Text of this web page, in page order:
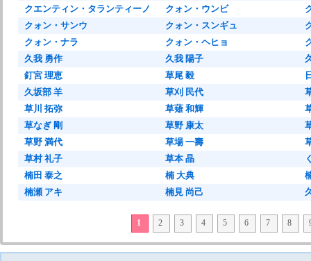
クエンティン・タランティーノ
クォン・ウンビ
クォン・サンウ
クォン・スンギュ
クォン・ナラ
クォン・ヘヒョ
久我 勇作
久我 陽子
釘宮 理恵
草尾 毅
久坂部 羊
草刈 民代
草川 拓弥
草薙 和輝
草なぎ 剛
草野 康太
草野 満代
草場 一壽
草村 礼子
草本 晶
楠田 泰之
楠 大典
楠瀬 アキ
楠見 尚己
1 2 3 4 5 6 7 8